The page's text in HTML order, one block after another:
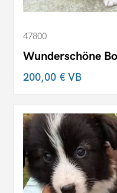
47800
Wunderschöne
200,00 €VB